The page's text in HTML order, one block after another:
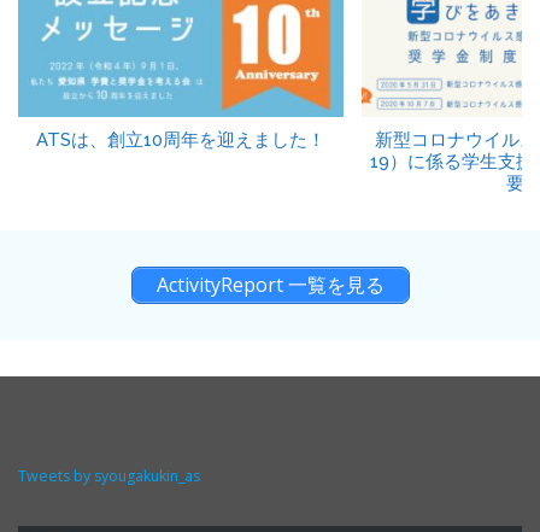
ATSは、創立10周年を迎えました！
新型コロナウイル
19）に係る学生支
要
ActivityReport 一覧を見る
Tweets by syougakukin_as